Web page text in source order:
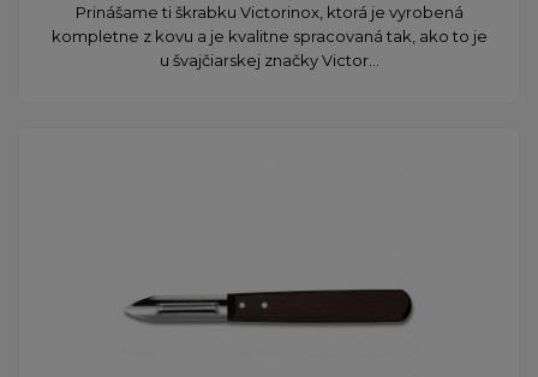
​Prinášame ti škrabku Victorinox, ktorá je vyrobená
kompletne z kovu a je kvalitne spracovaná tak, ako to je
u švajčiarskej značky Victor...